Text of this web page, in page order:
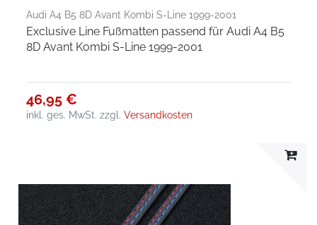
Audi A4 B5 8D Avant Kombi S-Line 1999-2001
Exclusive Line Fußmatten passend für Audi A4 B5
8D Avant Kombi S-Line 1999-2001
46,95 €
inkl. ges. MwSt. zzgl.Versandkosten